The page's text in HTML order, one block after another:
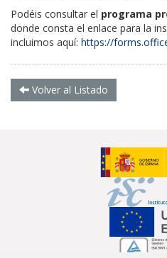
Podéis consultar el programa
donde consta el enlace para la
incluimos aquí: https://
Volver al Listado